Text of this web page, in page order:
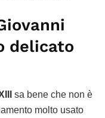
delicato
sa bene che non è
molto usato